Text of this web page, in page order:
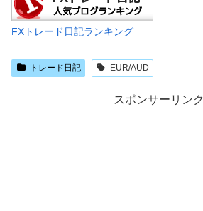
FXトレード日記ランキング
トレード日記 EUR/AUD
スポンサーリンク